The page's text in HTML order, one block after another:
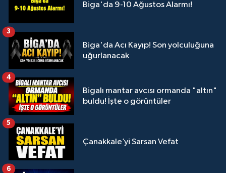
Biga'da 9-10 Ağustos Alarmı!
Biga'da Acı Kayıp! Son yolculuğuna
uğurlanacak
3
Bigalı mantar avcısı ormanda "altın"
buldu! İşte o görüntüler
4
Çanakkale’yi Sarsan Vefat
5
6